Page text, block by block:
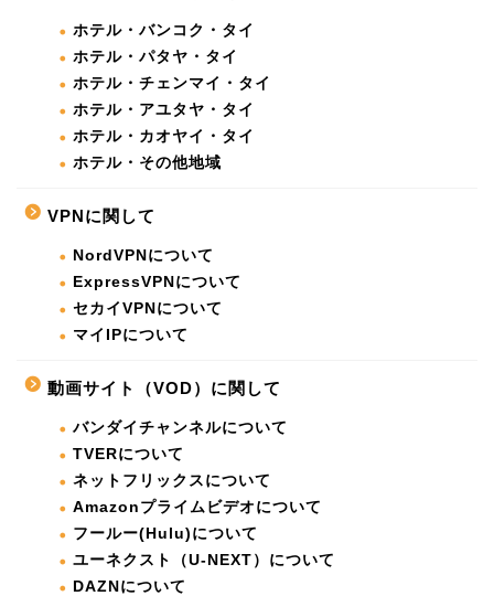
ホテル・バンコク・タイ
ホテル・パタヤ・タイ
ホテル・チェンマイ・タイ
ホテル・アユタヤ・タイ
ホテル・カオヤイ・タイ
ホテル・その他地域
VPNに関して
NordVPNについて
ExpressVPNについて
セカイVPNについて
マイIPについて
動画サイト（VOD）に関して
バンダイチャンネルについて
TVERについて
ネットフリックスについて
Amazonプライムビデオについて
フールー(Hulu)について
ユーネクスト（U-NEXT）について
DAZNについて